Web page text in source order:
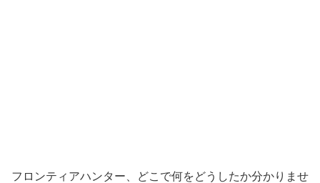
フロンティアハンター、どこで何をどうしたか分かりませ